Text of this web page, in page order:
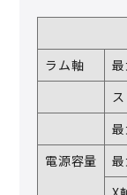
ラム軸
電源容量